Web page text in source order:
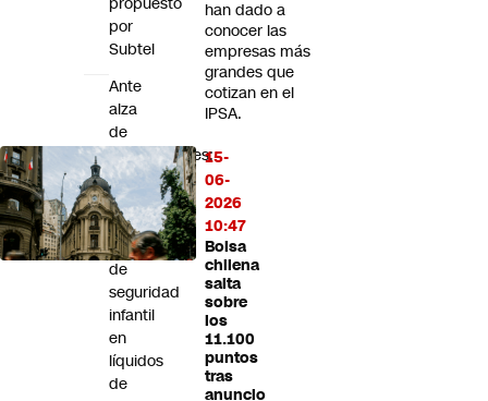
han dado a
conocer las
empresas más
grandes que
cotizan en el
IPSA.
15-
06-
2026
10:47
Bolsa
chilena
salta
sobre
los
11.100
puntos
tras
anuncio
por
Subtel
Ante
alza
de
intoxicaciones:
Diputados
buscan
exigir
cierres
de
seguridad
infantil
en
líquidos
de